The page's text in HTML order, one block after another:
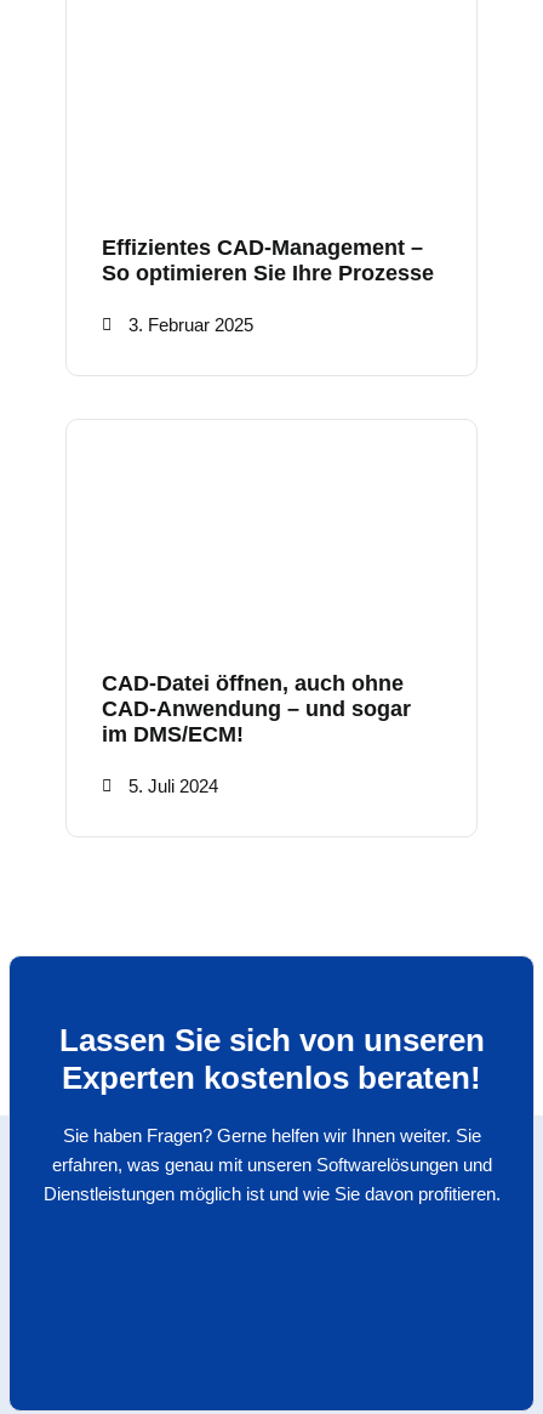
Effizientes CAD-Management –
So optimieren Sie Ihre Prozesse
3. Februar 2025
CAD-Datei öffnen, auch ohne
CAD-Anwendung – und sogar
im DMS/ECM!
5. Juli 2024
Lassen Sie sich von unseren
Experten kostenlos beraten!
Sie haben Fragen? Gerne helfen wir Ihnen weiter. Sie
erfahren, was genau mit unseren Softwarelösungen und
Dienstleistungen möglich ist und wie Sie davon profitieren.